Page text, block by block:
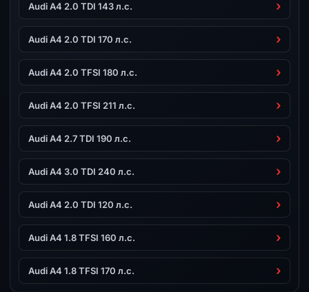
Audi A4 2.0 TDI 143 л.с.
Audi A4 2.0 TDI 170 л.с.
Audi A4 2.0 TFSI 180 л.с.
Audi A4 2.0 TFSI 211 л.с.
Audi A4 2.7 TDI 190 л.с.
Audi A4 3.0 TDI 240 л.с.
Audi A4 2.0 TDI 120 л.с.
Audi A4 1.8 TFSI 160 л.с.
Audi A4 1.8 TFSI 170 л.с.